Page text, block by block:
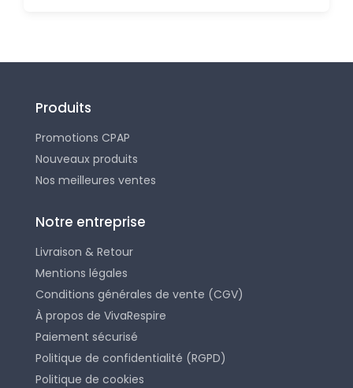
Produits
Promotions CPAP
Nouveaux produits
Nos meilleures ventes
Notre entreprise
Livraison & Retour
Mentions légales
Conditions générales de vente (CGV)
À propos de VivaRespire
Paiement sécurisé
Politique de confidentialité (RGPD)
Politique de cookies